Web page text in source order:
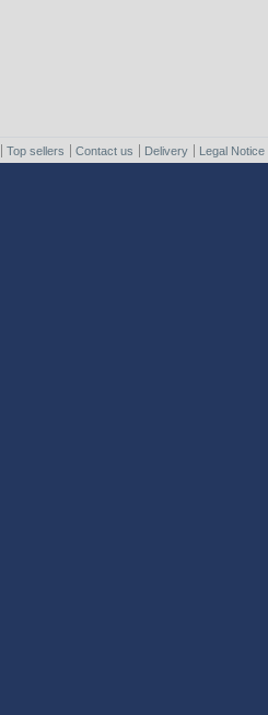
Top sellers Contact us Delivery Legal Notice